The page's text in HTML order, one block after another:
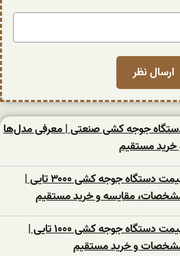
جوجه کشی صنعتی | معرفی مدل‌ها
خرید مستقیم
قیمت دستگاه جوجه کشی ۳۰۰۰ تایی |
مقایسه و خرید مستقیم
قیمت دستگاه جوجه کشی ۱۰۰۰ تایی |
و خرید مستقیم